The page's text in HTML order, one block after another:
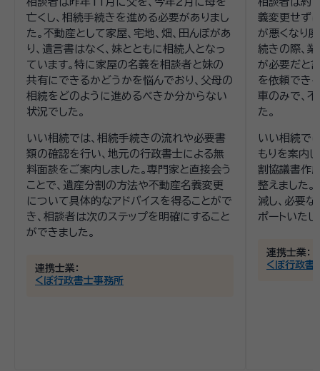
亡くし、相続手続きを進める必要がありまし
た。不動産として家屋、宅地、畑、田んぼがあ
り、遺言書はなく、妹とともに相続人となっ
ています。特に家屋の名義を相談者と妹の
共有にできるかどうかを悩んでおり、父母の
相続をどのように進めるべきか分からない
状況でした。
いい相続では、相続手続きの流れや必要書
類の確認を行い、地元の行政書士による無
料面談をご案内しました。専門家と直接会う
ことで、遺産分割の方法や不動産名義変更
について具体的なアドバイスを得ることがで
き、相談者は次のステップを明確にすること
ができました。
連携士業：
くぼ行政書士事務所
義変更せず
が悪くなり
続きの際、
が必要だと
を依頼でき
車のみで、
た。
いい相続で
もりを案内
割協議書作
整えました
減し、必要
ポートいたし
連携士業：
くぼ行政書